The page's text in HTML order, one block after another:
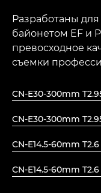
Разработаны
байонетом EF и
превосходное
съемки
CN-E30-300mm
CN-E30-300mm
CN-E14.5-60mm T2.6
CN-E14.5-60mm T2.6